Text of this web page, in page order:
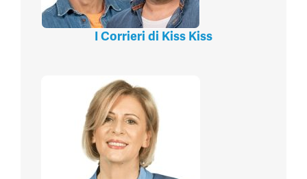
I Corrieri di Kiss Kiss